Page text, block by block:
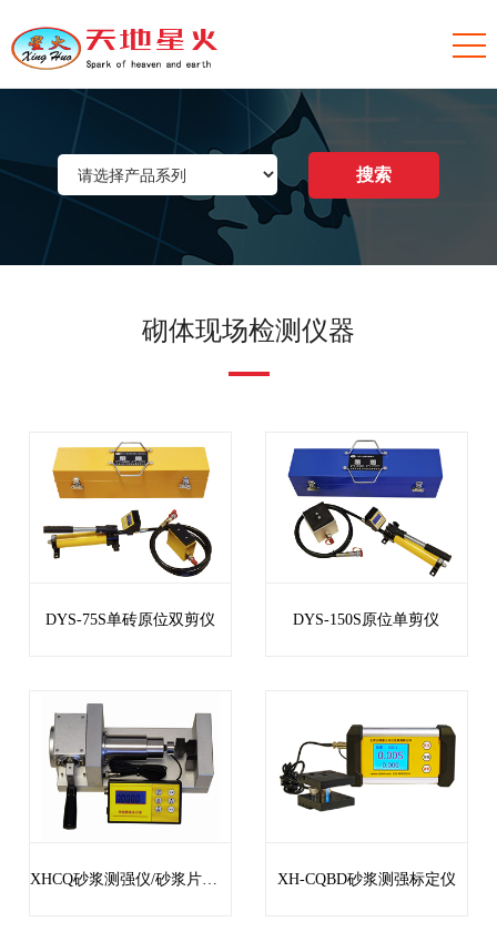
砌体现场检测仪器
DYS-75S单砖原位双剪仪 DYS-150S原位单剪仪
XH-CQBD砂浆测强标定仪